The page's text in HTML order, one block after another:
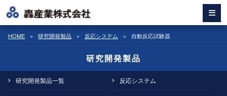
HOME » 研究開発製品 » 反応システム » 自動反応試験器
研究開発製品
研究開発製品一覧 反応システム